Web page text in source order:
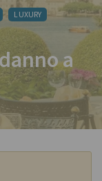
LUXURY
a